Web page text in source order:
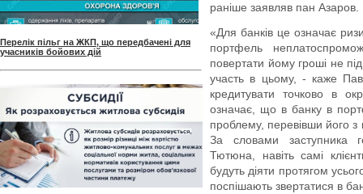
Перелік пільг на ЖКП, що передбачені для
учасників бойових дій
раніше заявляв пан Азаров.
«Для банків це означає
портфель
повертати йому гроші не
участь в цьому, - каже
кредитувати точково в
означає, що в банку в
проблему, перевівши його
За словами заступника
Тютюна, навіть самі
будуть діяти протягом
поспішають звертатися в